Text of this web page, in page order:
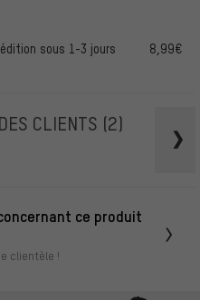
sous 1-3 jours
8,99€
CLIENTS (2)
ce produit
clientèle !